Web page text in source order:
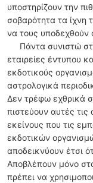
υποστηρίζουν την
σοβαρότητα τα ίχνη
να τους υποδεχθούν
Πάντα συνιστώ
εταιρείες έντυπου
εκδοτικούς
αστρολογικά
Δεν τρέφω εχθρικά
πιστεύουν αυτές
εκείνους που τις
εκδοτικών
αποδεικνύουν έτσι
Αποβλέπουν μόνο
πρέπει να